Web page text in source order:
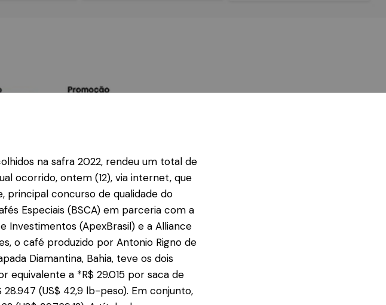
na safra 2022, rendeu um total de
ocorrido, ontem (12), via internet, que
principal concurso de qualidade do
Especiais (BSCA) em parceria com a
Investimentos (ApexBrasil) e a Alliance
o café produzido por Antonio Rigno de
Diamantina, Bahia, teve os dois
equivalente a *R$ 29.015 por saca de
(US$ 42,9 lb-peso). Em conjunto,